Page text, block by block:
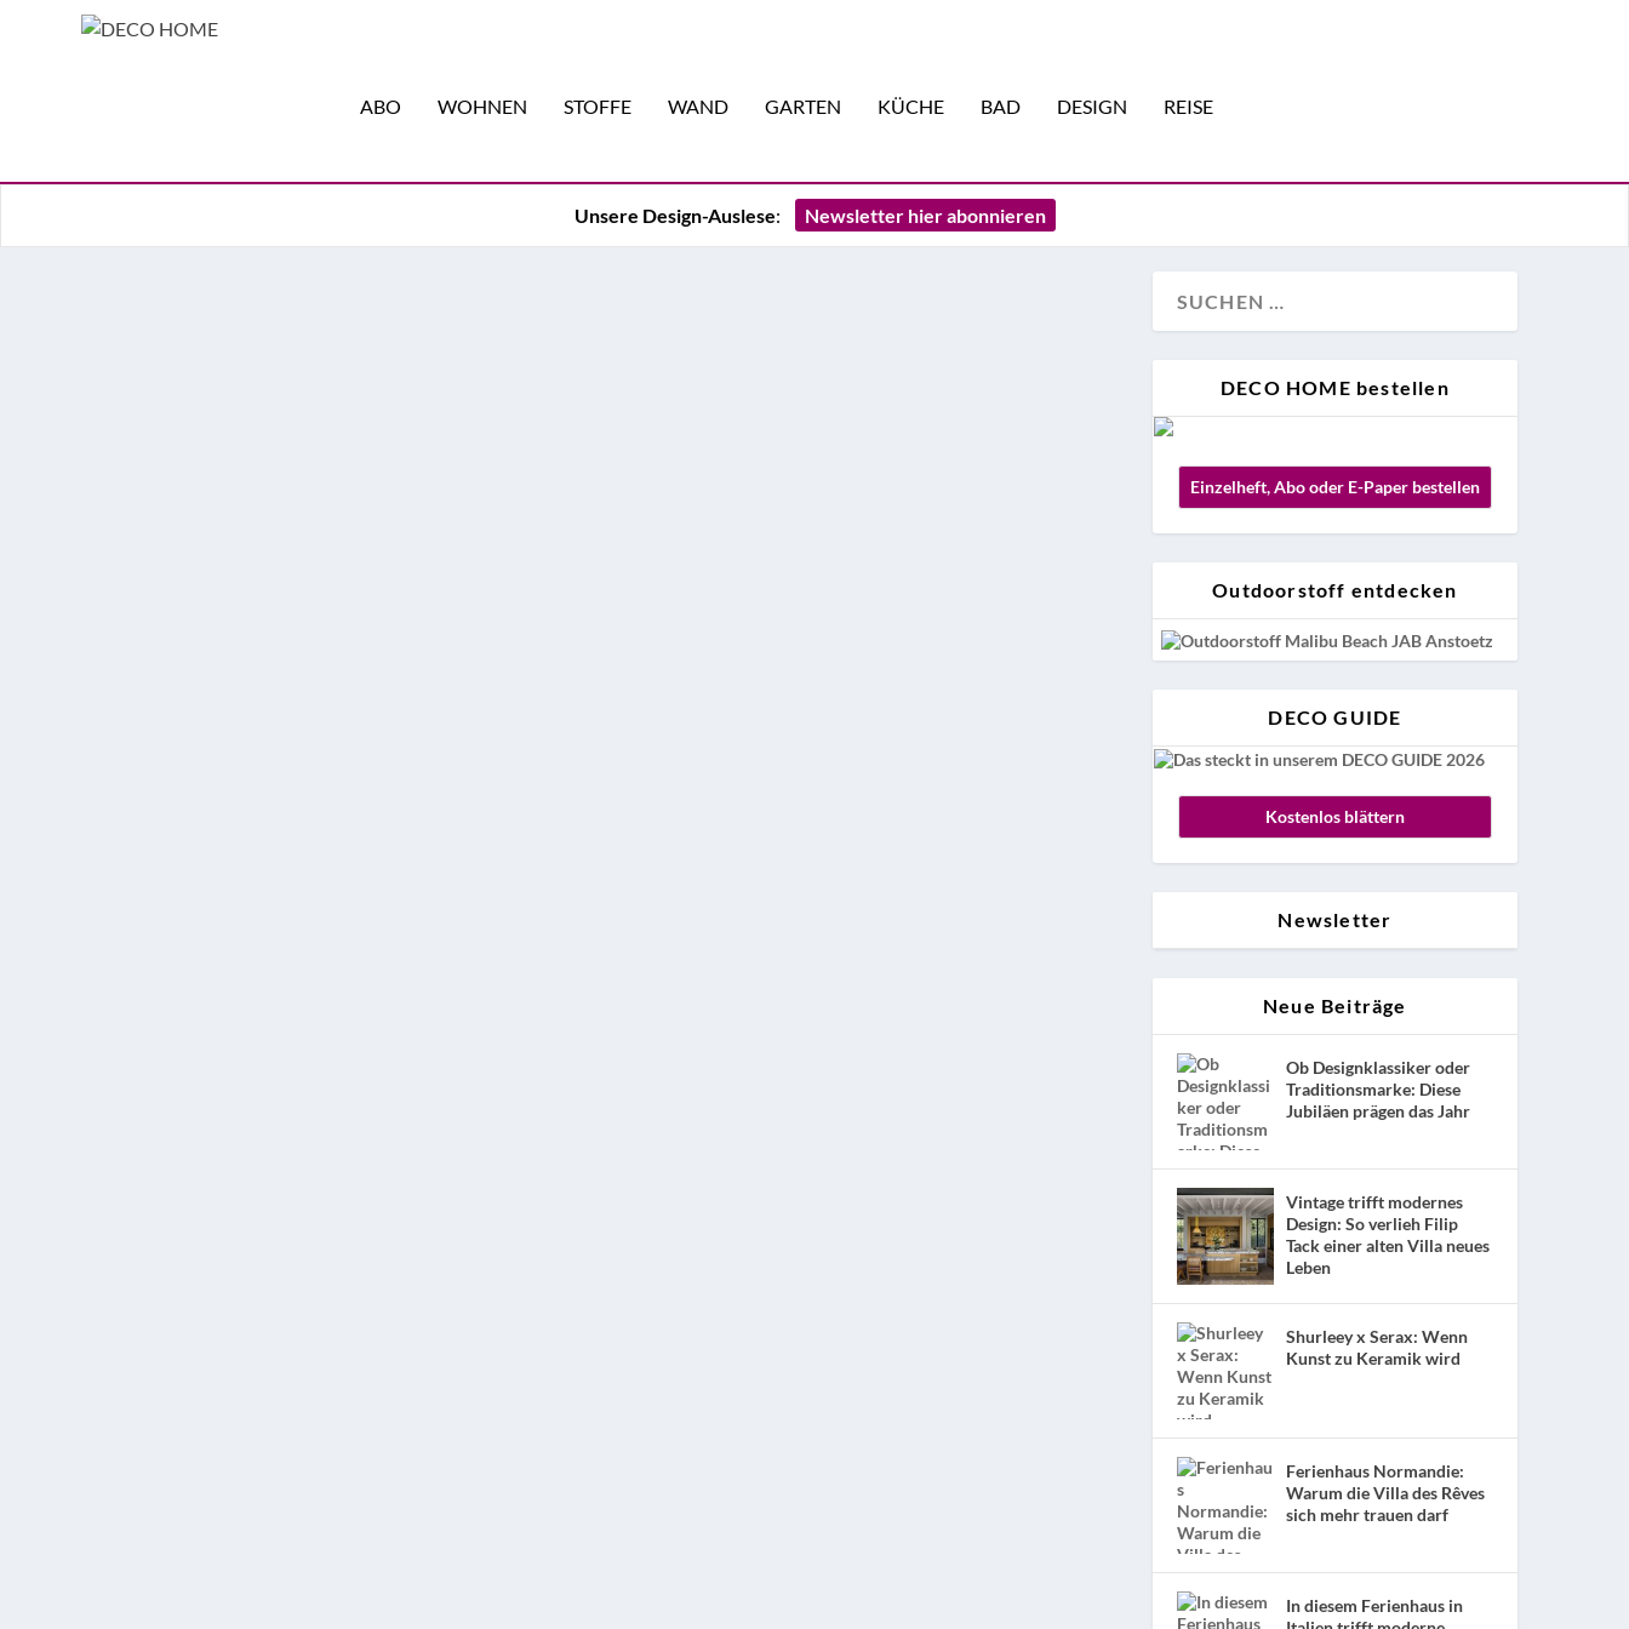
ABO WOHNEN STOFFE WAND GARTEN KÜCHE BAD DESIGN REISE
Unsere Design-Auslese: Newsletter hier abonnieren
DECO HOME bestellen
Einzelheft, Abo oder E-Paper bestellen
Outdoorstoff entdecken
DECO GUIDE
Kostenlos blättern
Newsletter
Neue Beiträge
Ob Designklassiker oder
Traditionsmarke: Diese
Jubiläen prägen das Jahr
Vintage trifft modernes
Design: So verlieh Filip
Tack einer alten Villa neues
Leben
Shurleey x Serax: Wenn
Kunst zu Keramik wird
Ferienhaus Normandie:
Warum die Villa des Rêves
sich mehr trauen darf
In diesem Ferienhaus in